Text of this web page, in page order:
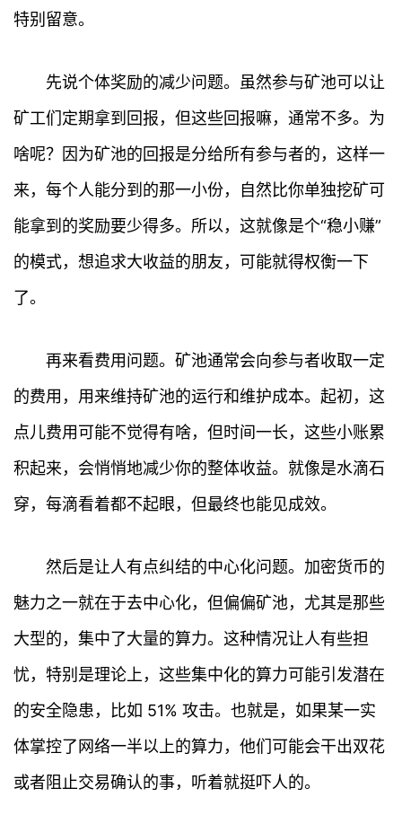
首
页
行
特别留意。
先说个体奖励的减少问题。虽然参与矿池可以让
矿工们定期拿到回报，但这些回报嘛，通常不多。为
啥呢？因为矿池的回报是分给所有参与者的，这样一
来，每个人能分到的那一小份，自然比你单独挖矿可
能拿到的奖励要少得多。所以，这就像是个“稳小赚”
的模式，想追求大收益的朋友，可能就得权衡一下
了。
再来看费用问题。矿池通常会向参与者收取一定
的费用，用来维持矿池的运行和维护成本。起初，这
点儿费用可能不觉得有啥，但时间一长，这些小账累
积起来，会悄悄地减少你的整体收益。就像是水滴石
穿，每滴看着都不起眼，但最终也能见成效。
然后是让人有点纠结的中心化问题。加密货币的
魅力之一就在于去中心化，但偏偏矿池，尤其是那些
大型的，集中了大量的算力。这种情况让人有些担
忧，特别是理论上，这些集中化的算力可能引发潜在
的安全隐患，比如 51% 攻击。也就是，如果某一实
体掌控了网络一半以上的算力，他们可能会干出双花
或者阻止交易确认的事，听着就挺吓人的。